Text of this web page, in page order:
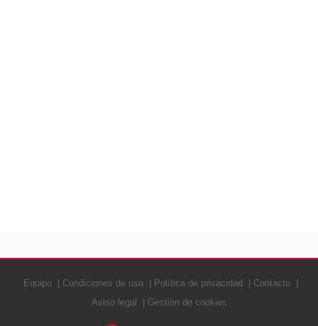
Equipo Condiciones de uso Política de privacidad
Contacto
Aviso legal
Gestión de cookies